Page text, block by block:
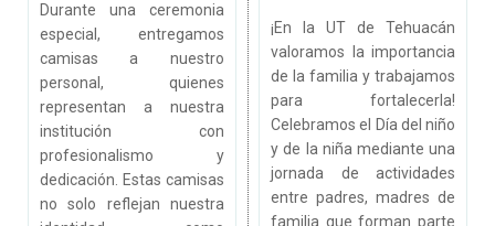
Durante una ceremonia
especial, entregamos
camisas a nuestro
personal, quienes
representan a nuestra
institución con
profesionalismo y
dedicación. Estas camisas
no solo reflejan nuestra
¡En la UT de Tehuacán
valoramos la importancia
de la familia y trabajamos
para fortalecerla!
Celebramos el Día del niño
y de la niña mediante una
jornada de actividades
entre padres, madres de
familia que forman parte